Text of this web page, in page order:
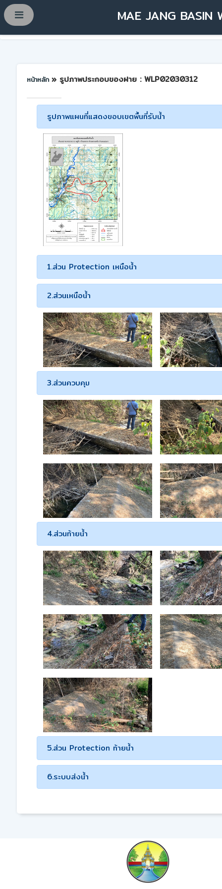
MAE JANG BASIN
หน้าหลัก » รูปภาพประกอบของฝาย : WLP02030312
รูปภาพแผนที่แสดงขอบเขตพื้นที่รับน้ำ
1.ส่วน Protection เหนือน้ำ
2.ส่วนเหนือน้ำ
3.ส่วนควบคุม
4.ส่วนท้ายน้ำ
5.ส่วน Protection ท้ายน้ำ
6.ระบบส่งน้ำ